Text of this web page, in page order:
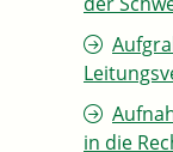
in die